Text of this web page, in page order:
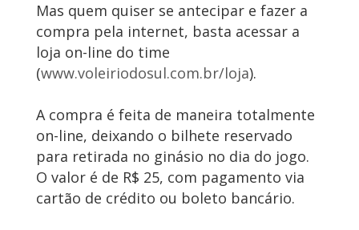
Mas quem quiser se antecipar e fazer a
compra pela internet, basta acessar a
loja on-line do time
(www.voleiriodosul.com.br/loja).
A compra é feita de maneira totalmente
on-line, deixando o bilhete reservado
para retirada no ginásio no dia do jogo.
O valor é de R$ 25, com pagamento via
cartão de crédito ou boleto bancário.